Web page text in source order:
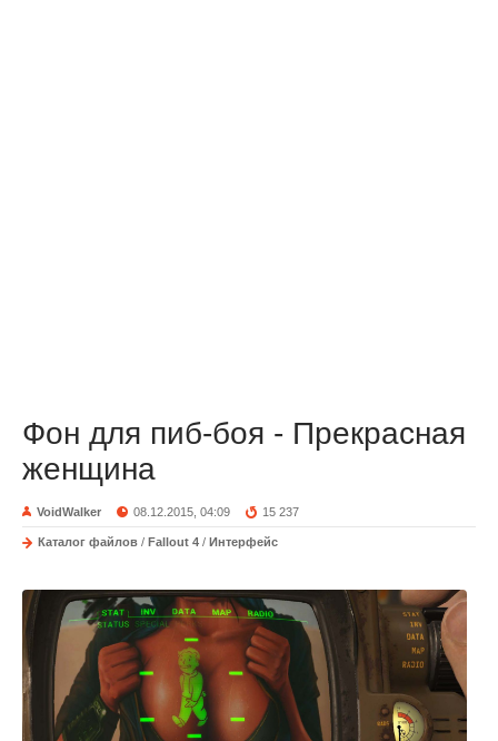
Фон для пиб-боя - Прекрасная
женщина
VoidWalker 08.12.2015, 04:09 15 237
Каталог файлов / Fallout 4 / Интерфейс